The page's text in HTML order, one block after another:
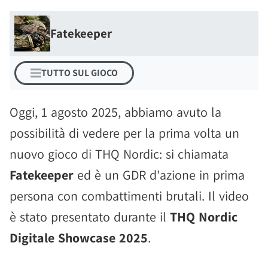
Fatekeeper
TUTTO SUL GIOCO
Oggi, 1 agosto 2025, abbiamo avuto la
possibilità di vedere per la prima volta un
nuovo gioco di THQ Nordic: si chiamata
Fatekeeper ed è un GDR d'azione in prima
persona con combattimenti brutali. Il video
è stato presentato durante il THQ Nordic
Digitale Showcase 2025.